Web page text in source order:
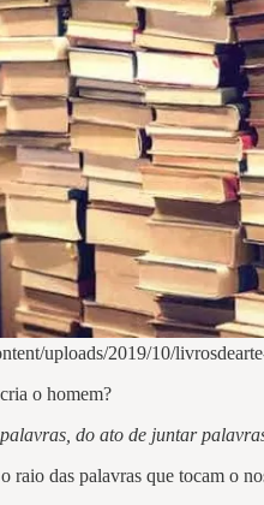
uploads/2019/10/
o homem?
do ato de juntar
raio das palavras que tocam o